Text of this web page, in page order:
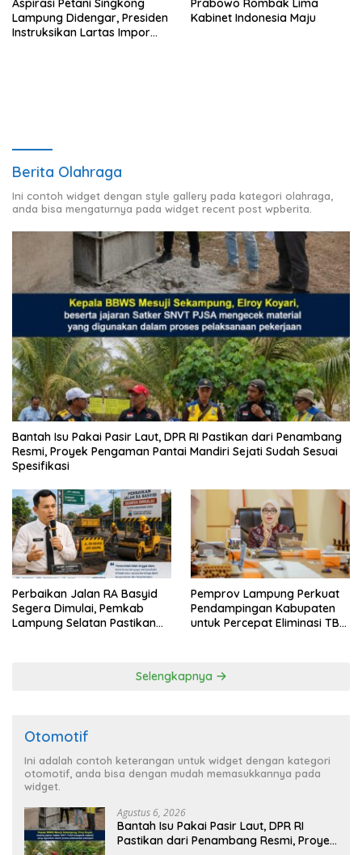
Aspirasi Petani Singkong
Lampung Didengar, Presiden
Instruksikan Lartas Impor
Prabowo Rombak Lima
Kabinet Indonesia Maju
Berita Olahraga
Ini contoh widget dengan style gallery pada kategori olahraga,
anda bisa mengaturnya pada widget recent post wpberita.
Bantah Isu Pakai Pasir Laut, DPR RI Pastikan dari Penambang
Resmi, Proyek Pengaman Pantai Mandiri Sejati Sudah Sesuai
Spesifikasi
Perbaikan Jalan RA Basyid
Segera Dimulai, Pemkab
Lampung Selatan Pastikan
Pemprov Lampung Perkuat
Pendampingan Kabupaten
untuk Percepat Eliminasi TBC
Selengkapnya
Otomotif
Ini adalah contoh keterangan untuk widget dengan kategori
otomotif, anda bisa dengan mudah memasukkannya pada
widget.
Agustus 6, 2026
Bantah Isu Pakai Pasir Laut, DPR RI
Pastikan dari Penambang Resmi, Proyek